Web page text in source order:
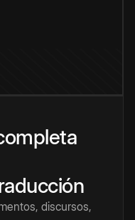
discursos,